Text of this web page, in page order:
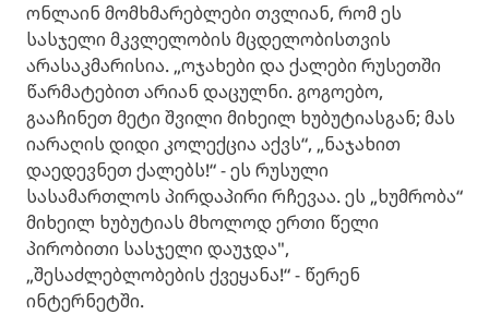
ონლაინ მომხმარებლები თვლიან, რომ ეს
სასჯელი მკვლელობის მცდელობისთვის
არასაკმარისია. „ოჯახები და ქალები რუსეთში
წარმატებით არიან დაცულნი. გოგოებო,
გააჩინეთ მეტი შვილი მიხეილ ხუბუტიასგან; მას
იარაღის დიდი კოლექცია აქვს“, „ნაჯახით
დაედევნეთ ქალებს!“ - ეს რუსული
სასამართლოს პირდაპირი რჩევაა. ეს „ხუმრობა“
მიხეილ ხუბუტიას მხოლოდ ერთი წელი
პირობითი სასჯელი დაუჯდა",
„შესაძლებლობების ქვეყანა!“ - წერენ
ინტერნეტში.